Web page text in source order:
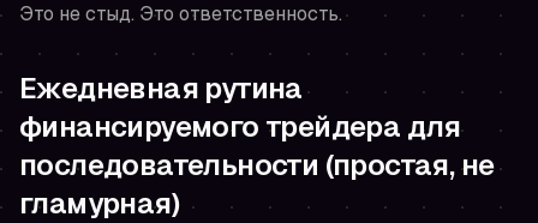
Это не стыд. Это ответственность.
Ежедневная рутина
финансируемого трейдера для
последовательности (простая, не
гламурная)